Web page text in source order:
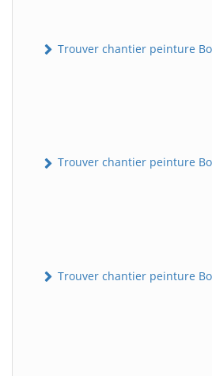
Trouver chantier peinture
Trouver chantier peinture
Trouver chantier peinture